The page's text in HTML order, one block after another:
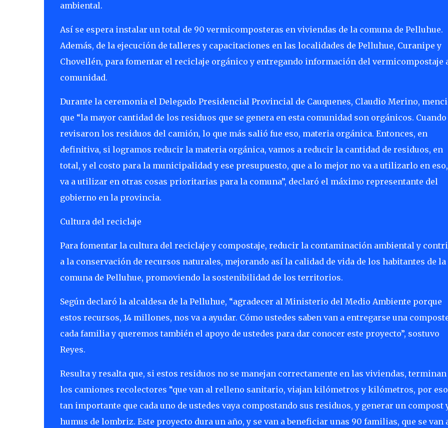
ambiental.
Así se espera instalar un total de 90 vermicomposteras en viviendas de la comuna de Pelluhue.
Además, de la ejecución de talleres y capacitaciones en las localidades de Pelluhue, Curanipe y
Chovellén, para fomentar el reciclaje orgánico y entregando información del vermicompostaje
comunidad.
Durante la ceremonia el Delegado Presidencial Provincial de Cauquenes, Claudio Merino,
que “la mayor cantidad de los residuos que se genera en esta comunidad son orgánicos. Cuando
revisaron los residuos del camión, lo que más salió fue eso, materia orgánica. Entonces, en
definitiva, si logramos reducir la materia orgánica, vamos a reducir la cantidad de residuos, en
total, y el costo para la municipalidad y ese presupuesto, que a lo mejor no va a utilizarlo en
va a utilizar en otras cosas prioritarias para la comuna”, declaró el máximo representante del
gobierno en la provincia.
Cultura del reciclaje
Para fomentar la cultura del reciclaje y compostaje, reducir la contaminación ambiental y
a la conservación de recursos naturales, mejorando así la calidad de vida de los habitantes de la
comuna de Pelluhue, promoviendo la sostenibilidad de los territorios.
Según declaró la alcaldesa de la Pelluhue, “agradecer al Ministerio del Medio Ambiente porque
estos recursos, 14 millones, nos va a ayudar. Cómo ustedes saben van a entregarse una
cada familia y queremos también el apoyo de ustedes para dar conocer este proyecto”, sostuvo
Reyes.
Resulta y resalta que, si estos residuos no se manejan correctamente en las viviendas, terminan
los camiones recolectores “que van al relleno sanitario, viajan kilómetros y kilómetros, por eso
tan importante que cada uno de ustedes vaya compostando sus residuos, y generar un compost
humus de lombriz. Este proyecto dura un año, y se van a beneficiar unas 90 familias, que se van